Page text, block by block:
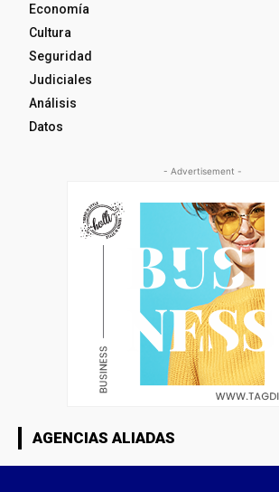
Economía
Cultura
Seguridad
Judiciales
Análisis
Datos
- Advertisement -
AGENCIAS ALIADAS